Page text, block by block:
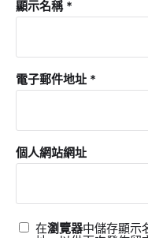
顯示名稱 *
電子郵件地址 *
個人網站網址
在瀏覽器中儲存顯示